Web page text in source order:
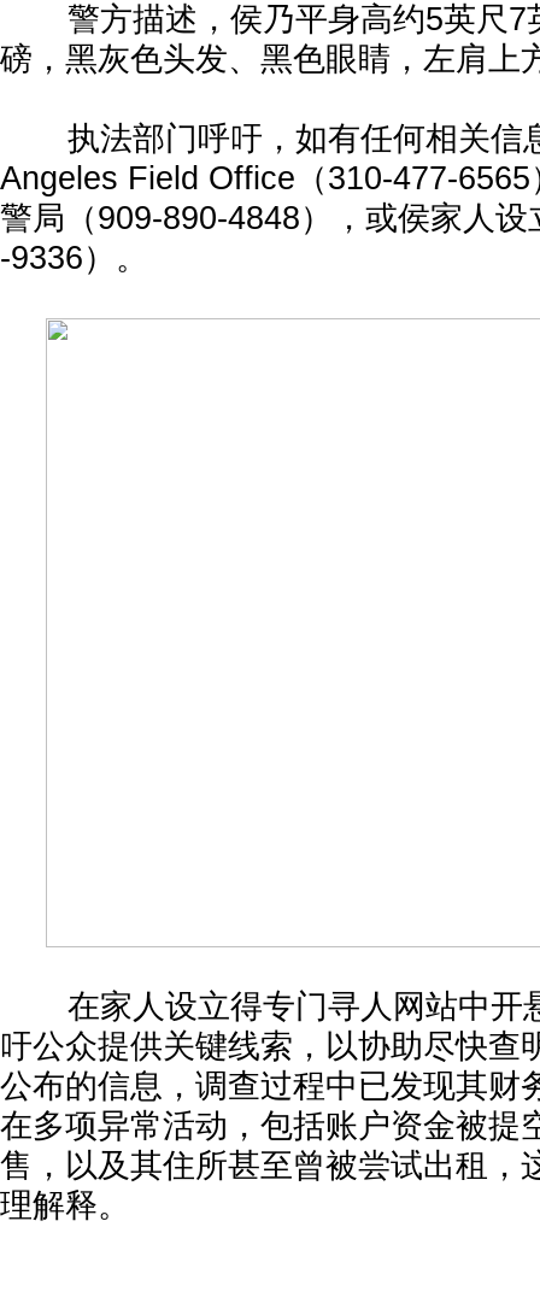
警方描述，侯乃平身高约5英尺7
磅，黑灰色头发、黑色眼睛，左肩上
执法部门呼吁，如有任何相关信
Angeles Field Office（310-477-
警局（909-890-4848），或侯家人
-9336）。
在家人设立得专门寻人网站中开
吁公众提供关键线索，以协助尽快查
公布的信息，调查过程中已发现其财
在多项异常活动，包括账户资金被提
售，以及其住所甚至曾被尝试出租，
理解释。